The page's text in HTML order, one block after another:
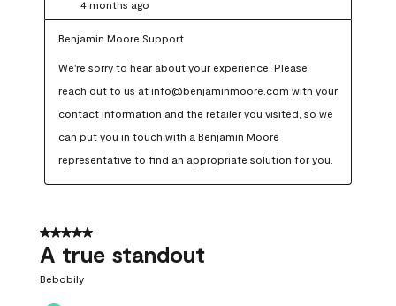
4 months ago
Benjamin Moore Support
We're sorry to hear about your experience. Please
reach out to us at info@benjaminmoore.com with your
contact information and the retailer you visited, so we
can put you in touch with a Benjamin Moore
representative to find an appropriate solution for you.
5 out of 5 stars.
A true standout
Bebobily